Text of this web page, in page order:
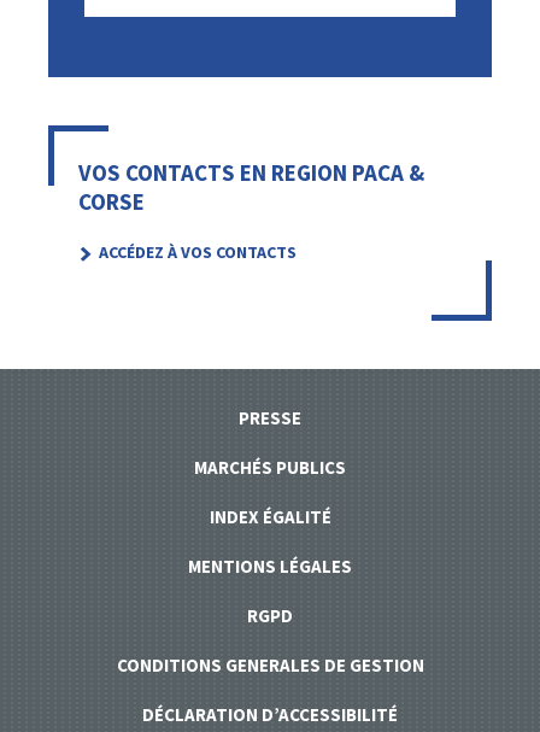
VOS CONTACTS EN REGION PACA &
CORSE
ACCÉDEZ À VOS CONTACTS
PRESSE
MARCHÉS PUBLICS
INDEX ÉGALITÉ
MENTIONS LÉGALES
RGPD
CONDITIONS GENERALES DE GESTION
DÉCLARATION D’ACCESSIBILITÉ